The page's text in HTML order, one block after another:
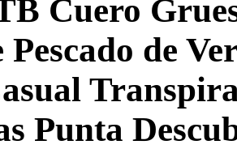
Cuero
Pescado de
Punta